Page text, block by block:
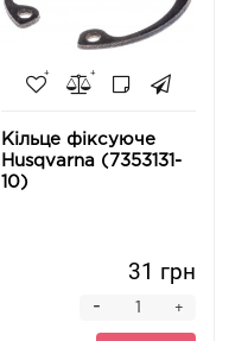
Кільце фіксуюче
Husqvarna (7353131-
10)
31 грн
+
-